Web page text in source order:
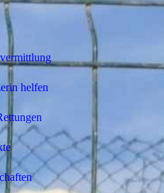
helfen